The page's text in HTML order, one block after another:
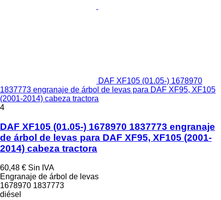
DAF XF105 (01.05-) 1678970
1837773 engranaje de árbol de levas para DAF XF95, XF105
(2001-2014) cabeza tractora
4
DAF XF105 (01.05-) 1678970 1837773 engranaje
de árbol de levas para DAF XF95, XF105 (2001-
2014) cabeza tractora
60,48 € Sin IVA
Engranaje de árbol de levas
1678970 1837773
diésel